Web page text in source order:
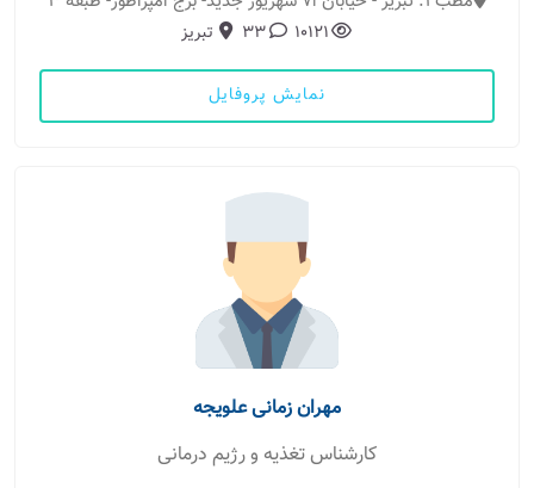
10121
33 تبریز
نمایش پروفایل
مهران زمانی علویجه
کارشناس تغذیه و رژیم درمانی